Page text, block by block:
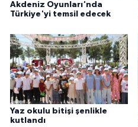
Akdeniz Oyunları'nda
Türkiye'yi temsil edecek
Yaz okulu bitişi şenlikle
kutlandı